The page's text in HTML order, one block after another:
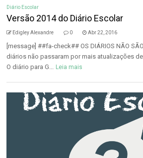
Diário Escolar
Versão 2014 do Diário Escolar
Edigley Alexandre 0 Abr 22, 2016
[message] ##fa-check## OS DIÁRIOS NÃO
diários não passaram por mais atualizações
O diário para G... Leia mais